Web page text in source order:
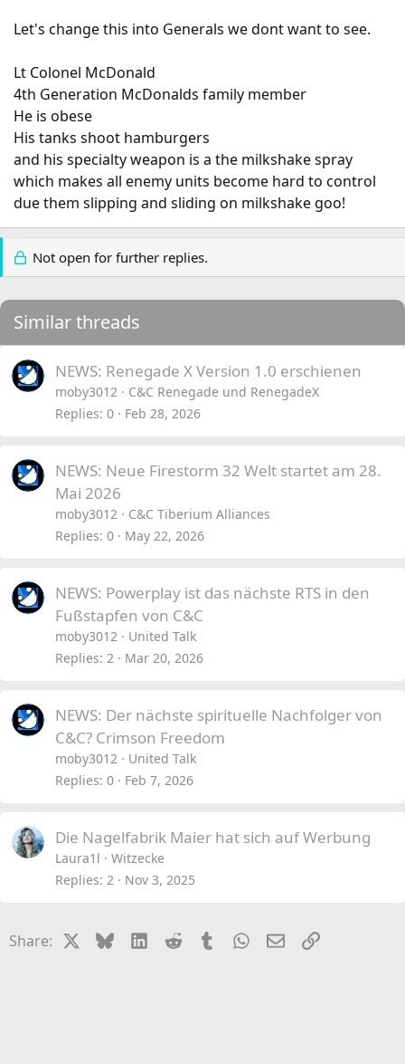
Let's change this into Generals we dont want to see.
Lt Colonel McDonald
4th Generation McDonalds family member
He is obese
His tanks shoot hamburgers
and his specialty weapon is a the milkshake spray
which makes all enemy units become hard to control
due them slipping and sliding on milkshake goo!
Not open for further replies.
Similar threads
NEWS: Renegade X Version 1.0 erschienen
moby3012
C&C Renegade und RenegadeX
Replies 0 Feb 28, 2026
NEWS: Neue Firestorm 32 Welt startet am 28.
Mai 2026
moby3012
C&C Tiberium Alliances
Replies 0 May 22, 2026
NEWS: Powerplay ist das nächste RTS in den
Fußstapfen von C&C
moby3012
United Talk
Replies 2 Mar 20, 2026
NEWS: Der nächste spirituelle Nachfolger von
C&C? Crimson Freedom
moby3012
United Talk
Replies 0 Feb 7, 2026
Die Nagelfabrik Maier hat sich auf Werbung
Laura1l
Witzecke
Replies 2 Nov 3, 2025
Share: BlueskyLinkedIn
Reddit TumblrWhatsApp
EmailLink